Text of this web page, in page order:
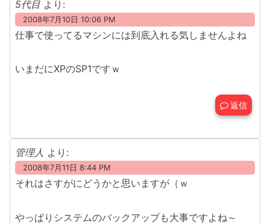
5代目 より:
2008年7月10日 10:06 PM
仕事で使ってるマシンには到底入れる気しませんよね
いまだにXPのSP1ですｗ
返信
管理人 より:
2008年7月11日 8:44 PM
それはさすがにどうかと思いますが（ｗ
やっぱりシステムのバックアップも大事ですよね～